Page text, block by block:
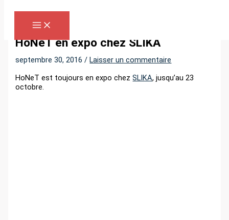
Accueil»HoNeT en expo chez SLIKA
HoNeT en expo chez SLIKA
septembre 30, 2016/Laisser un commentaire
HoNeT est toujours en expo chezSLIKA, jusqu’au 23
octobre.
r
h